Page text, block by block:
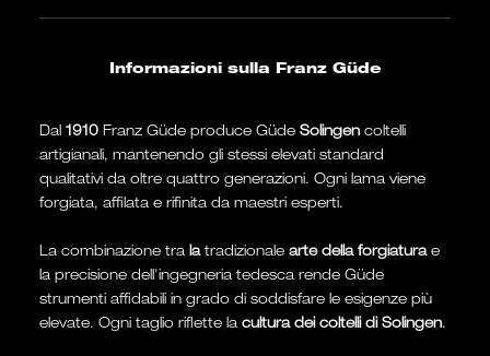
Informazioni sulla Franz Güde
Dal 1910 Franz Güde produce Güde Solingen coltelli
artigianali, mantenendo gli stessi elevati standard
qualitativi da oltre quattro generazioni. Ogni lama viene
forgiata, affilata e rifinita da maestri esperti.
La combinazione tra latradizionale arte della forgiaturae
la precisione dell'ingegneria tedesca rende Güde
strumenti affidabili in grado di soddisfare le esigenze più
elevate. Ogni taglio riflette la cultura dei coltelli di Solingen.